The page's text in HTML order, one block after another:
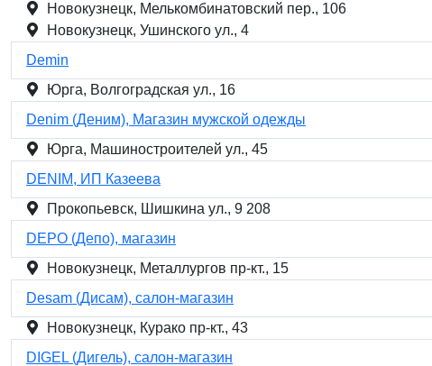
Новокузнецк, Мелькомбинатовский пер., 106
Новокузнецк, Ушинского ул., 4
Demin
Юрга, Волгоградская ул., 16
Denim (Деним), Магазин мужской одежды
Юрга, Машиностроителей ул., 45
DENIM, ИП Казеева
Прокопьевск, Шишкина ул., 9 208
DEPO (Депо), магазин
Новокузнецк, Металлургов пр-кт., 15
Desam (Дисам), салон-магазин
Новокузнецк, Курако пр-кт., 43
DIGEL (Дигель), салон-магазин